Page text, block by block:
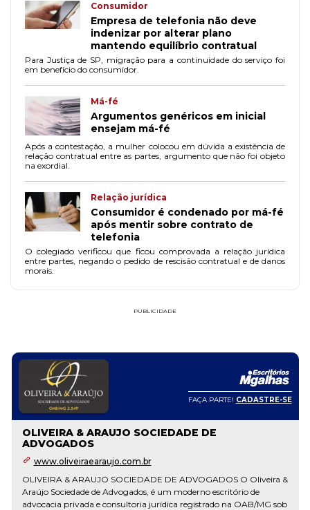
Consumidor
Empresa de telefonia não deve
indenizar por alterar plano
mantendo equilíbrio contratual
Para Justiça de SP, migração para a continuidade do serviço foi
em benefício do consumidor.
Má-fé
Argumentos genéricos em inicial
ensejam má-fé
Após a contestação, a mulher colocou em dúvida a existência de
relação contratual entre as partes, argumento que não foi objeto
na exordial.
Relação jurídica
Consumidor é condenado por má-fé
após mentir sobre contrato de
telefonia
O colegiado verificou que ficou comprovada a relação jurídica
entre partes, negando o pedido de rescisão contratual e de danos
morais.
PUBLICIDADE
FAÇA PARTE! CADASTRE-SE
OLIVEIRA & ARAUJO SOCIEDADE DE
ADVOGADOS
www.oliveiraearaujo.com.br
OLIVEIRA & ARAUJO SOCIEDADE DE ADVOGADOS O Oliveira &
Araújo Sociedade de Advogados, é um moderno escritório de
advocacia privada e consultoria jurídica registrado na OAB/MG sob